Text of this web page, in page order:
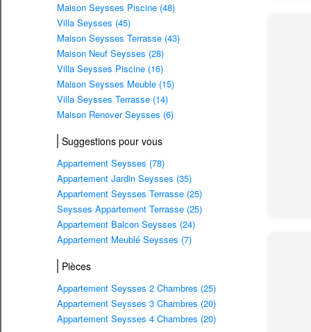
Maison Seysses Piscine (48)
Villa Seysses (45)
Maison Seysses Terrasse (43)
Maison Neuf Seysses (28)
Villa Seysses Piscine (16)
Maison Seysses Meuble (15)
Villa Seysses Terrasse (14)
Maison Renover Seysses (6)
Suggestions pour vous
Appartement Seysses (78)
Appartement Jardin Seysses (35)
Appartement Seysses Terrasse (25)
Seysses Appartement Terrasse (25)
Appartement Balcon Seysses (24)
Appartement Meublé Seysses (7)
Pièces
Appartement Seysses 2 Chambres (25)
Appartement Seysses 3 Chambres (20)
Appartement Seysses 4 Chambres (20)